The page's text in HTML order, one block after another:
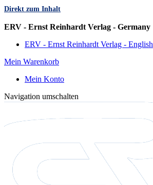
Direkt zum Inhalt
ERV - Ernst Reinhardt Verlag - Germany
ERV - Ernst Reinhardt Verlag - English
Mein Warenkorb
Mein Konto
Navigation umschalten